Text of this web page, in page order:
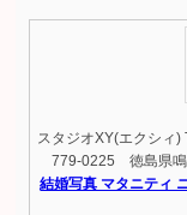
スタジオXY(エクシィ
779-0225 徳島県鳴
結婚写真 マタニティ